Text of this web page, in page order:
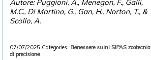
Autore: Puggioni, A., Menegon, F., Galli,
M.C., Di Martino, G., Gan, H., Norton, T., &
Scollo, A.
07/07/2025 Categories: Benessere suini SIPAS zootecnia
di precisione